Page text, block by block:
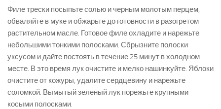
Филе трески посыпьте солью и черным молотым перцем,
обваляйте в муке и обжарьте до готовности в разогретом
расти­тельном масле. Готовое филе охладите и нарежьте
небольшими тонкими полосками. Сбрызните полоски
уксусом и дайте по­стоять в течение 25 минут в холодном
месте. В это время лук очистите и мелко нашинкуйте. Яблоки
очистите от кожуры, удалите сердцевину и нарежьте
соломкой. Вымытый зеленый лук порежьте крупными
косыми полосками.